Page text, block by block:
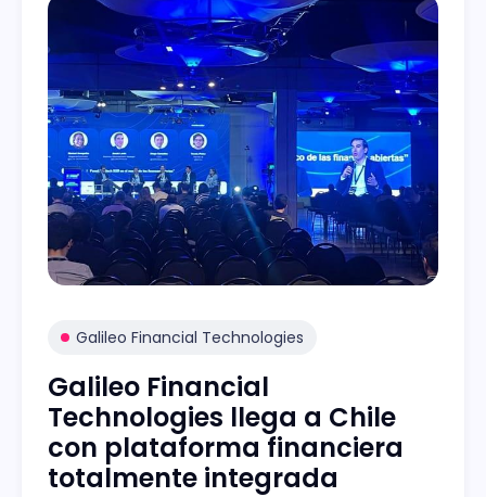
Galileo Financial Technologies
Galileo Financial
Technologies llega a Chile
con plataforma financiera
totalmente integrada